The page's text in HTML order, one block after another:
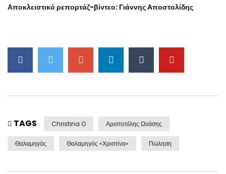
Αποκλειστικό ρεπορτάζ-βίντεο: Γιάννης Αποστολίδης
TAGS Christina O Αριστοτέλης Ωνάσης
Θαλαμηγός Θαλαμηγός «Χριστίνα» Πώληση